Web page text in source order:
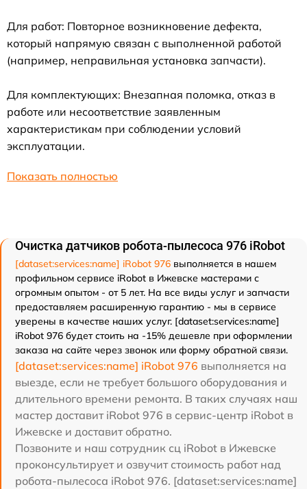
Для работ: Повторное возникновение дефекта,
который напрямую связан с выполненной работой
(например, неправильная установка запчасти).
Для комплектующих: Внезапная поломка, отказ в
работе или несоответствие заявленным
характеристикам при соблюдении условий
эксплуатации.
Показать полностью
Очистка датчиков робота-пылесоса 976 iRobot
[dataset:services:name] iRobot 976 выполняется в нашем
профильном сервисе iRobot в Ижевске мастерами с
огромным опытом - от 5 лет. На все виды услуг и запчасти
предоставляем расширенную гарантию - мы в сервисе
уверены в качестве наших услуг. [dataset:services:name]
iRobot 976 будет стоить на -15% дешевле при оформлении
заказа на сайте через звонок или форму обратной связи.
[dataset:services:name] iRobot 976 выполняется на
выезде, если не требует большого оборудования и
длительного времени ремонта. В таких случаях наш
мастер доставит iRobot 976 в сервис-центр iRobot в
Ижевске и доставит обратно.
Позвоните и наш сотрудник сц iRobot в Ижевске
проконсультирует и озвучит стоимость работ над
робота-пылесоса iRobot 976. [dataset:services:name]